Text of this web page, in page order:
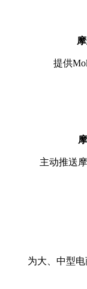
提供
主动推送
为大、中型